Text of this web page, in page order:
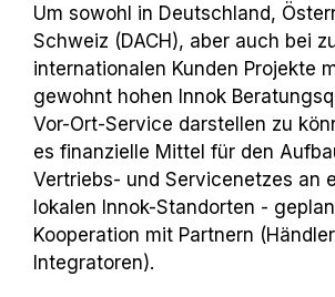
Um sowohl in Deutschland,
Schweiz (DACH), aber auch bei
internationalen Kunden Projekte
gewohnt hohen Innok
Vor-Ort-Service darstellen zu
es finanzielle Mittel für den
Vertriebs- und Servicenetzes an
lokalen Innok-Standorten -
Kooperation mit Partnern
Integratoren).